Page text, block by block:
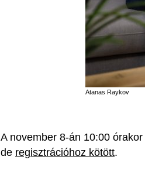
Atanas Raykov
A november 8-án 10:00
de regisztrációhoz kötött.